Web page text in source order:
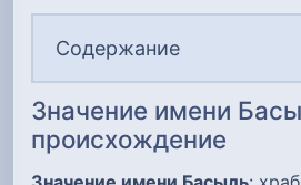
Содержание
Значение имени
происхождение